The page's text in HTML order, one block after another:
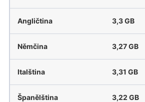
Angličtina 3,3 GB
Němčina 3,27 GB
Italština 3,31 GB
Španělština 3,22 GB